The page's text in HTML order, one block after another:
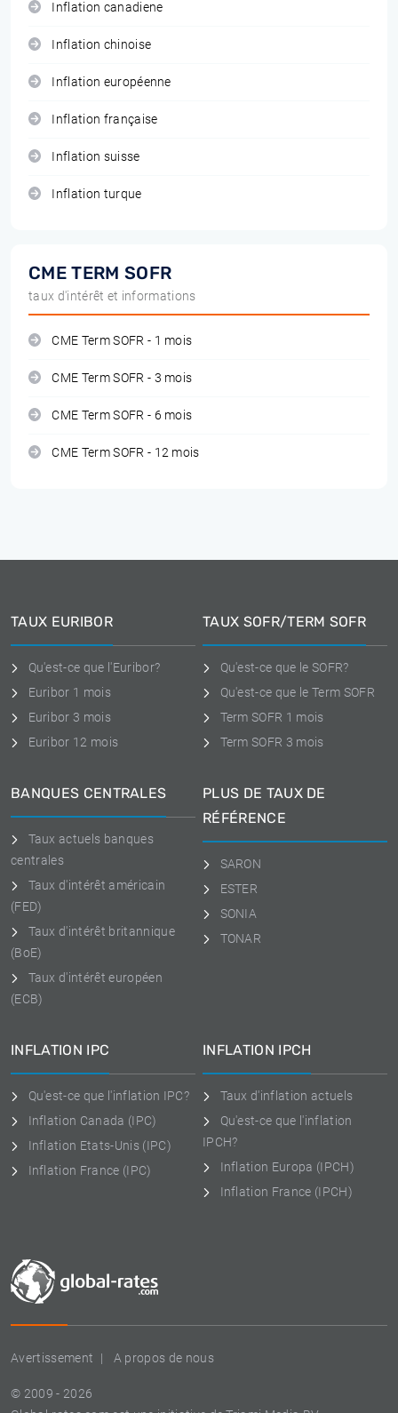
Inflation canadiene
Inflation chinoise
Inflation européenne
Inflation française
Inflation suisse
Inflation turque
CME TERM SOFR
taux d'intérêt et informations
CME Term SOFR - 1 mois
CME Term SOFR - 3 mois
CME Term SOFR - 6 mois
CME Term SOFR - 12 mois
Avertissement A propos de nous
© 2009 - 2026
TAUX EURIBOR
Qu'est-ce que l'Euribor?
Euribor 1 mois
Euribor 3 mois
Euribor 12 mois
TAUX SOFR/TERM SOFR
Qu'est-ce que le SOFR?
Qu'est-ce que le Term SOFR
Term SOFR 1 mois
Term SOFR 3 mois
BANQUES CENTRALES
Taux actuels banques
centrales
Taux d'intérêt américain
(FED)
Taux d'intérêt britannique
(BoE)
Taux d'intérêt européen
(ECB)
PLUS DE TAUX DE
RÉFÉRENCE
SARON
ESTER
SONIA
TONAR
INFLATION IPC
Qu'est-ce que l'inflation IPC?
Inflation Canada (IPC)
Inflation Etats-Unis (IPC)
Inflation France (IPC)
INFLATION IPCH
Taux d'inflation actuels
Qu'est-ce que l'inflation
IPCH?
Inflation Europa (IPCH)
Inflation France (IPCH)